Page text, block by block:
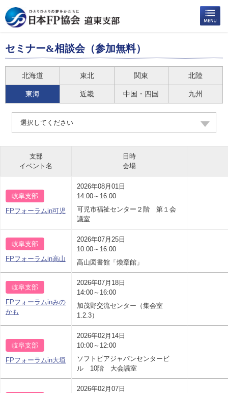
セミナー&相談会（参加無料）
北海道 東北 関東 北陸
東海 近畿 中国・四国 九州
選択してください
支部
イベント名
日時
会場
岐阜支部
FPフォーラムin可児
2026年08月01日
14:00～16:00
可児市福祉センター２階 第１会
議室
岐阜支部
FPフォーラムin高山
2026年07月25日
10:00～16:00
高山図書館「煥章館」
岐阜支部
FPフォーラムinみの
かも
2026年07月18日
14:00～16:00
加茂野交流センター（集会室
1.2.3）
岐阜支部
FPフォーラムin大垣
2026年02月14日
10:00～12:00
ソフトピアジャパンセンタービ
ル 10階 大会議室
2026年02月07日